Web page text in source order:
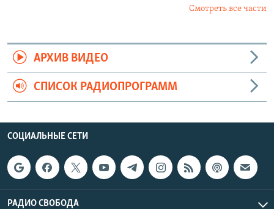
Смотреть все части
АРХИВ ВИДЕО
СПИСОК РАДИОПРОГРАММ
СОЦИАЛЬНЫЕ СЕТИ
РАДИО СВОБОДА